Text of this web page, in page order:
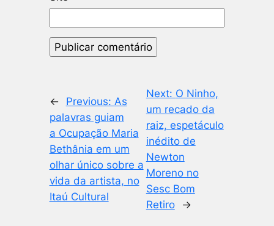
← Previous: As
palavras guiam
a Ocupação Maria
Bethânia em um
olhar único sobre a
vida da artista, no
Itaú Cultural
Next: O Ninho,
um recado da
raiz, espetáculo
inédito de
Newton
Moreno no
Sesc Bom
Retiro
→